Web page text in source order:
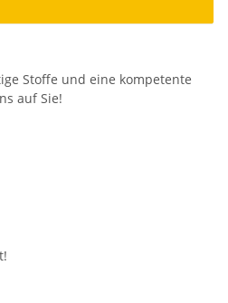
Stoffe und eine kompetente
auf Sie!